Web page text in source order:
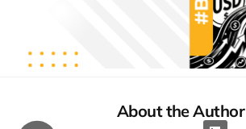
About the Author